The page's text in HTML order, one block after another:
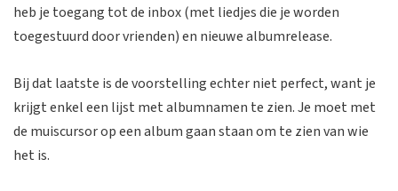
heb je toegang tot de inbox (met liedjes die je worden
toegestuurd door vrienden) en nieuwe albumrelease.
Bij dat laatste is de voorstelling echter niet perfect, want je
krijgt enkel een lijst met albumnamen te zien. Je moet met
de muiscursor op een album gaan staan om te zien van wie
het is.